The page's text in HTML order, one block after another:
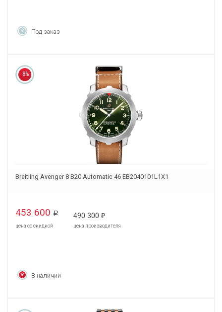
Под заказ
8%
Breitling Avenger 8 B20 Automatic 46 EB2040101L1X1
453 600 Р
цена со скидкой
490 300 ₽
цена производителя
В наличии